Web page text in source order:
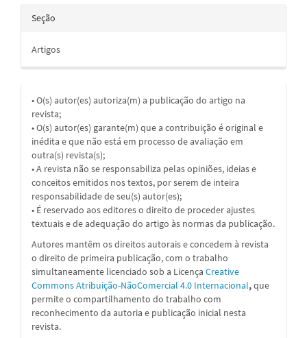
Seção
Artigos
• O(s) autor(es) autoriza(m) a publicação do artigo na
revista;
• O(s) autor(es) garante(m) que a contribuição é original e
inédita e que não está em processo de avaliação em
outra(s) revista(s);
• A revista não se responsabiliza pelas opiniões, ideias e
conceitos emitidos nos textos, por serem de inteira
responsabilidade de seu(s) autor(es);
• É reservado aos editores o direito de proceder ajustes
textuais e de adequação do artigo às normas da publicação.
Autores mantêm os direitos autorais e concedem à revista
o direito de primeira publicação, com o trabalho
simultaneamente licenciado sob a Licença Creative
Commons Atribuição-NãoComercial 4.0 Internacional,que
permite o compartilhamento do trabalho com
reconhecimento da autoria e publicação inicial nesta
revista.